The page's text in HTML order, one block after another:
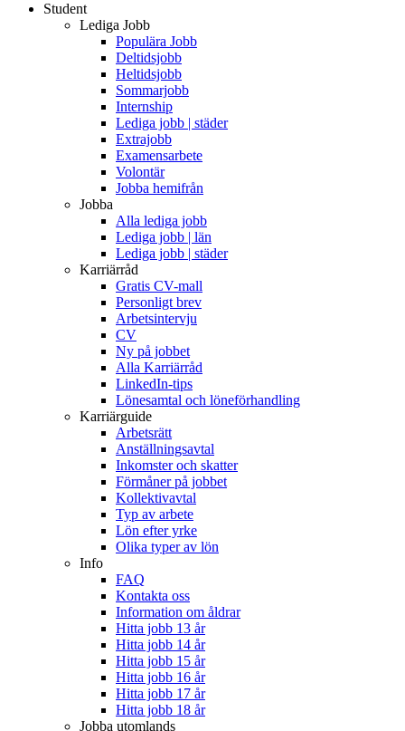
Student
Lediga Jobb
Populära Jobb
Deltidsjobb
Heltidsjobb
Sommarjobb
Internship
Lediga jobb | städer
Extrajobb
Examensarbete
Volontär
Jobba hemifrån
Jobba
Alla lediga jobb
Lediga jobb | län
Lediga jobb | städer
Karriärråd
Gratis CV-mall
Personligt brev
Arbetsintervju
CV
Ny på jobbet
Alla Karriärråd
LinkedIn-tips
Lönesamtal och löneförhandling
Karriärguide
Arbetsrätt
Anställningsavtal
Inkomster och skatter
Förmåner på jobbet
Kollektivavtal
Typ av arbete
Lön efter yrke
Olika typer av lön
Info
FAQ
Kontakta oss
Information om åldrar
Hitta jobb 13 år
Hitta jobb 14 år
Hitta jobb 15 år
Hitta jobb 16 år
Hitta jobb 17 år
Hitta jobb 18 år
Jobba utomlands